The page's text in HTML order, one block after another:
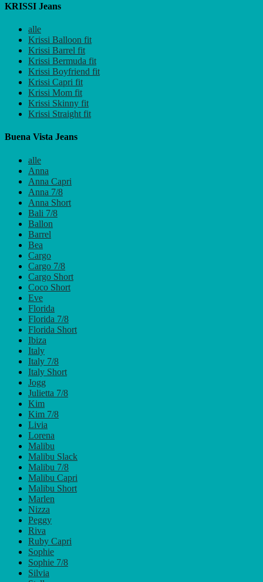
KRISSI Jeans
alle
Krissi Balloon fit
Krissi Barrel fit
Krissi Bermuda fit
Krissi Boyfriend fit
Krissi Capri fit
Krissi Mom fit
Krissi Skinny fit
Krissi Straight fit
Buena Vista Jeans
alle
Anna
Anna Capri
Anna 7/8
Anna Short
Bali 7/8
Ballon
Barrel
Bea
Cargo
Cargo 7/8
Cargo Short
Coco Short
Eve
Florida
Florida 7/8
Florida Short
Ibiza
Italy
Italy 7/8
Italy Short
Jogg
Julietta 7/8
Kim
Kim 7/8
Livia
Lorena
Malibu
Malibu Slack
Malibu 7/8
Malibu Capri
Malibu Short
Marlen
Nizza
Peggy
Riva
Ruby Capri
Sophie
Sophie 7/8
Silvia